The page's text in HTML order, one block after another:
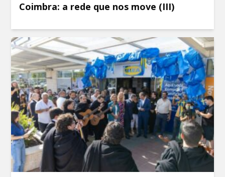
Coimbra: a rede que nos move (III)